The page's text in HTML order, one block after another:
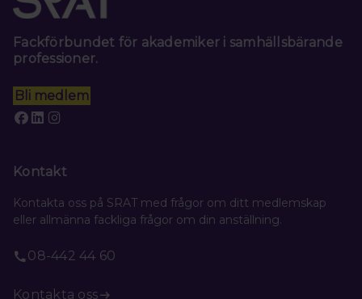
Fackförbundet för akademiker i samhällsbärande
professioner.
Bli medlem
Kontakt
Kontakta oss på SRAT med frågor om ditt medlemskap
eller allmänna fackliga frågor om din anställning.
08-442 44 60
Kontakta oss